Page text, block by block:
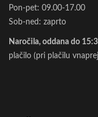
Pon-pet: 09.00-17.00
Sob-ned: zaprto
Naročila, oddana do
plačilo (pri plačilu